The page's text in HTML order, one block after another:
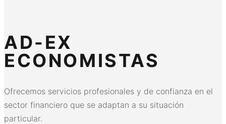
AD-EX
ECONOMISTAS
Ofrecemos servicios profesionales y de confianza en el
sector financiero que se adaptan a su situación
particular.